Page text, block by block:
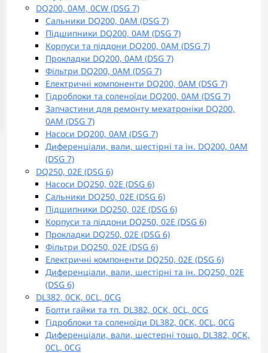
DQ200, 0AM, 0CW (DSG 7)
Сальники DQ200, 0AM (DSG 7)
Підшипники DQ200, 0AM (DSG 7)
Корпуси та піддони DQ200, 0AM (DSG 7)
Прокладки DQ200, 0AM (DSG 7)
Фільтри DQ200, 0AM (DSG 7)
Електричні компоненти DQ200, 0AM (DSG 7)
Гідроблоки та соленоїди DQ200, 0AM (DSG 7)
Запчастини для ремонту мехатроніки DQ200,
0AM (DSG 7)
Насоси DQ200, 0AM (DSG 7)
Диференціали, вали, шестірні та ін. DQ200, 0AM
(DSG 7)
DQ250, 02E (DSG 6)
Насоси DQ250, 02E (DSG 6)
Сальники DQ250, 02E (DSG 6)
Підшипники DQ250, 02E (DSG 6)
Корпуси та піддони DQ250, 02E (DSG 6)
Прокладки DQ250, 02E (DSG 6)
Фільтри DQ250, 02E (DSG 6)
Електричні компоненти DQ250, 02E (DSG 6)
Диференціали, вали, шестірні та ін. DQ250, 02E
(DSG 6)
DL382, 0CK, 0CL, 0CG
Болти гайки та тп. DL382, 0CK, 0CL, 0CG
Гідроблоки та соленоїди DL382, 0CK, 0CL, 0CG
Диференціали, вали, шестерні тощо. DL382, 0CK,
0CL, 0CG